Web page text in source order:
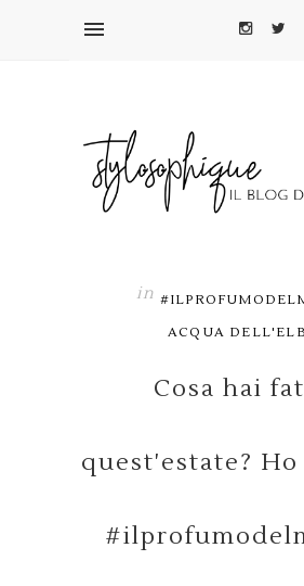
in
ACQUA
Cosa hai
quest'estate?